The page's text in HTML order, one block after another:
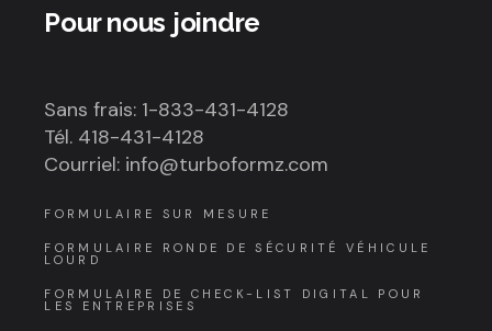
Pour nous joindre
Sans frais: 1-833-431-4128
Tél. 418-431-4128
Courriel: info@turboformz.com
FORMULAIRE SUR MESURE
FORMULAIRE RONDE DE SÉCURITÉ VÉHICULE
LOURD
FORMULAIRE DE CHECK-LIST DIGITAL POUR
LES ENTREPRISES